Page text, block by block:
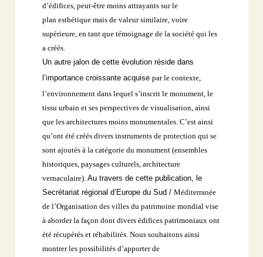
d’édifices, peut-être moins attrayants sur le
planesthétique mais de valeur similaire, voire
supérieure, en tant que témoignagede la société qui les
a créés.
Un autre jalon de cette évolution réside dans
l’importance croissante acquisepar le contexte,
l’environnement dans lequel s’inscrit le monument, le
tissuurbain et ses perspectives de visualisation, ainsi
que les architectures moinsmonumentales. C’est ainsi
qu’ont été créés divers instruments de protectionqui se
sont ajoutés à la catégorie du monument (ensembles
historiques,paysages culturels, architecture
vernaculaire).Au travers de cette publication, le
Secrétariat régional d’Europe du Sud /Méditerranée
de l’Organisation des villes du patrimoine mondial vise
à aborderla façon dont divers édifices patrimoniaux ont
été récupérés et réhabilités.Nous souhaitons ainsi
montrer les possibilités d’apporter de